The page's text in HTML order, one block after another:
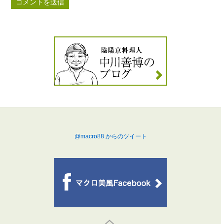
@macro88 からのツイート